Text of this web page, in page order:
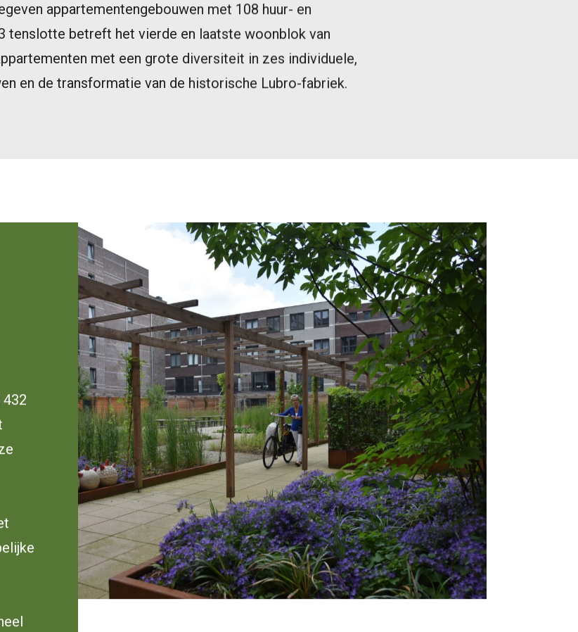
appartementengebouwen met 108 huur- en
tenslotte betreft het vierde en laatste woonblok van
met een grote diversiteit in zes individuele,
en de transformatie van de historische Lubro-fabriek.